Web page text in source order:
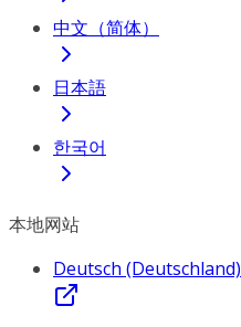
中文（简体）
日本語
한국어
本地网站
Deutsch (Deutschland)